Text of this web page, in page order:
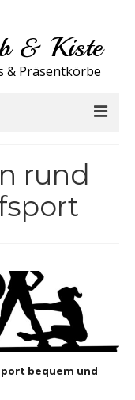
& Kiste
& Präsentkörbe
rund
bequem und